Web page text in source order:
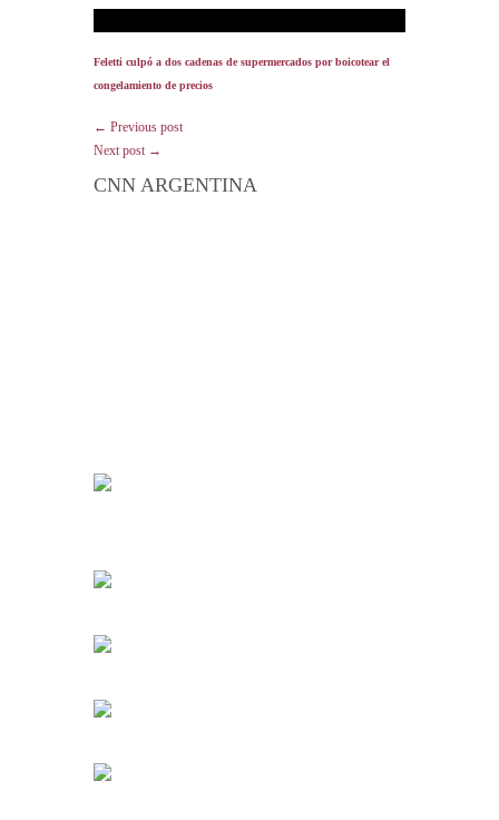
Feletti culpó a dos cadenas de supermercados por boicotear el
congelamiento de precios
← Previous post
Next post →
CNN ARGENTINA